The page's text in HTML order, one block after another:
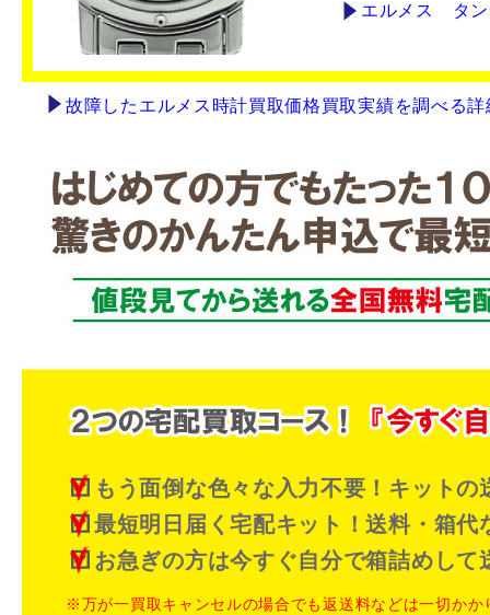
エルメス タ
故障したエルメス時計買取価格買取実績を調べる
もう面倒な色々な入力不要！キット
最短明日届く宅配キット！送料・箱代
お急ぎの方は今すぐ自分で箱詰めして
※万が一買取キャンセルの場合でも返送料などは一切かか